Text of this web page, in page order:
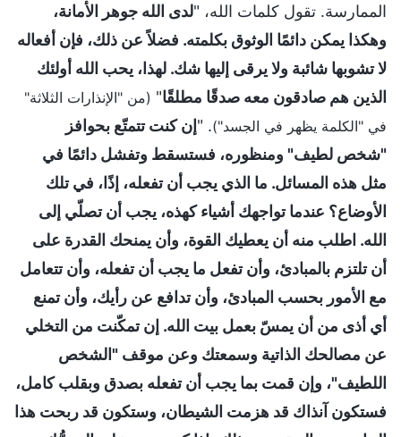
الممارسة. تقول كلمات الله، "لدى الله جوهر الأمانة،
وهكذا يمكن دائمًا الوثوق بكلمته. فضلاً عن ذلك، فإن أفعاله
لا تشوبها شائبة ولا يرقى إليها شك. لهذا، يحب الله أولئك
الذين هم صادقون معه صدقًا مطلقًا" (من "الإنذارات الثلاثة"
في "الكلمة يظهر في الجسد"). "إن كنت تتمتّع بحوافز
"شخص لطيف" ومنظوره، فستسقط وتفشل دائمًا في
مثل هذه المسائل. ما الذي يجب أن تفعله، إذًا، في تلك
الأوضاع؟ عندما تواجهك أشياء كهذه، يجب أن تصلّي إلى
الله. اطلب منه أن يعطيك القوة، وأن يمنحك القدرة على
أن تلتزم بالمبادئ، وأن تفعل ما يجب أن تفعله، وأن تتعامل
مع الأمور بحسب المبادئ، وأن تدافع عن رأيك، وأن تمنع
أي أذى من أن يمسّ بعمل بيت الله. إن تمكّنت من التخلي
عن مصالحك الذاتية وسمعتك وعن موقف "الشخص
اللطيف"، وإن قمت بما يجب أن تفعله بصدق وبقلب كامل،
فستكون آنذاك قد هزمت الشيطان، وستكون قد ربحت هذا